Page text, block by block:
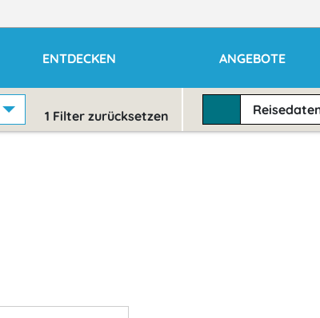
ENTDECKEN ANGEBOTE
1 Filter zurücksetzen